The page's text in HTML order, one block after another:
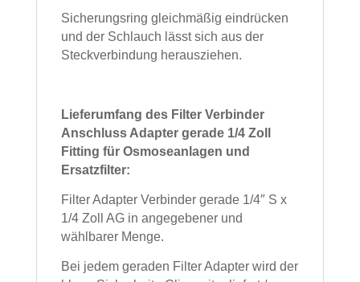
Sicherungsring gleichmäßig eindrücken
und der Schlauch lässt sich aus der
Steckverbindung herausziehen.
Lieferumfang des Filter Verbinder
Anschluss Adapter gerade 1/4 Zoll
Fitting für Osmoseanlagen und
Ersatzfilter:
Filter Adapter Verbinder gerade 1/4″ S x
1/4 Zoll AG in angegebener und
wählbarer Menge.
Bei jedem geraden Filter Adapter wird der